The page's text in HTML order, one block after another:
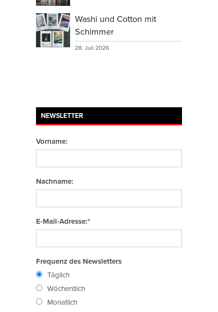
Washi und Cotton mit
Schimmer
28. Juli 2026
NEWSLETTER
Vorname:
Nachname:
E-Mail-Adresse:*
Frequenz des Newsletters
Täglich
Wöchentlich
Monatlich